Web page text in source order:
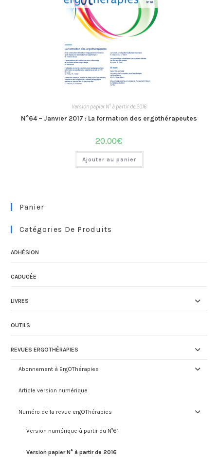
Version papier N° à partir de 2016
N°64 – Janvier 2017 : La formation des ergothérapeutes
20.00€
Ajouter au panier
Panier
Catégories De Produits
ADHÉSION
CADUCÉE
LIVRES
OUTILS
REVUES ERGOTHÉRAPIES
Abonnement à ErgOThérapies
Article version numérique
Numéro de la revue ergOThérapies
Version numérique à partir du N°61
Version papier N° à partir de 2016